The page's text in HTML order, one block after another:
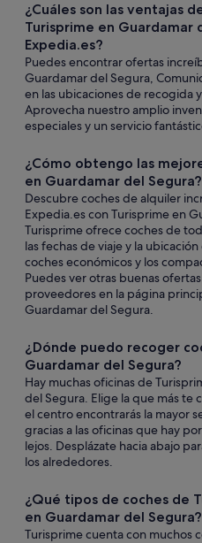
¿Cuáles son las ventajas
Turisprime en Guardamar
Expedia.es?
Puedes encontrar ofertas
Guardamar del Segura,
en las ubicaciones de recogida
Aprovecha nuestro amplio
especiales y un servicio
¿Cómo obtengo las
en Guardamar del Segura?
Descubre coches de alquiler
Expedia.es con Turisprime en
Turisprime ofrece coches de
las fechas de viaje y la
coches económicos y los
Puedes ver otras buenas
proveedores en la página
Guardamar del Segura.
¿Dónde puedo recoger
Guardamar del Segura?
Hay muchas oficinas de
del Segura. Elige la que más te
el centro encontrarás la mayor
gracias a las oficinas que hay
lejos. Desplázate hacia abajo
los alrededores.
¿Qué tipos de coches de
en Guardamar del Segura?
Turisprime cuenta con muchos